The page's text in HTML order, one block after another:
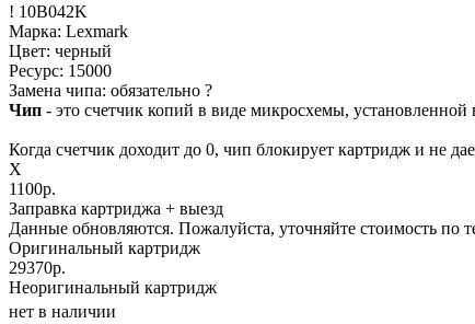
! 10B042K
Марка: Lexmark
Цвет: черный
Ресурс: 15000
Замена чипа: обязательно ?
Чип - это счетчик копий в виде микросхемы, установленной
Когда счетчик доходит до 0, чип блокирует картридж и не
X
1100р.
Заправка картриджа + выезд
Данные обновляются. Пожалуйста, уточняйте стоимость по
Оригинальный картридж
29370р.
Неоригинальный картридж
нет в наличии